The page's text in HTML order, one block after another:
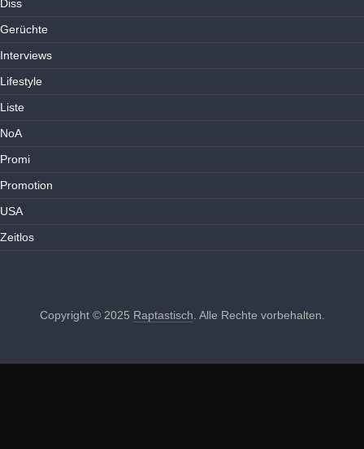
Diss
Gerüchte
Interviews
Lifestyle
Liste
NoA
Promi
Promotion
USA
Zeitlos
Copyright © 2025 Raptastisch . Alle Rechte vorbehalten.